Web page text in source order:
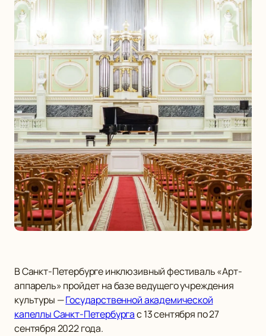
В Санкт-Петербурге инклюзивный фестиваль «Арт-
аппарель» пройдет на базе ведущего учреждения
культуры —Государственной академической
капеллы Санкт-Петербургас 13 сентября по 27
сентября 2022 года.